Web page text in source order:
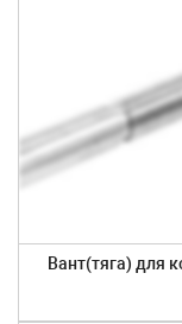
Вант(тяга) для